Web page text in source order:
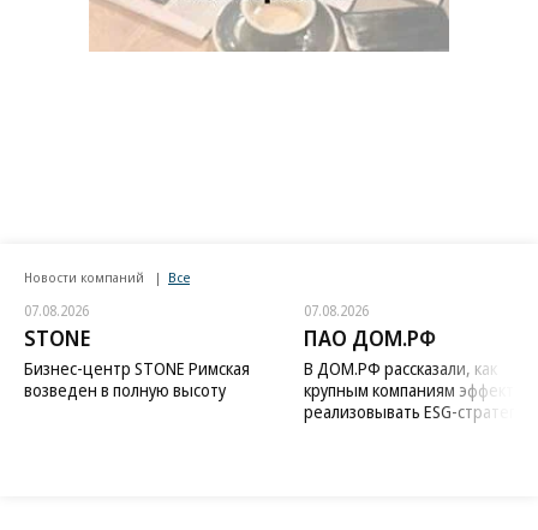
Новости компаний Все
07.08.2026
STONE
Бизнес-центр STONE Римская
возведен в полную высоту
07.08.2026
ПАО ДОМ.РФ
В ДОМ.РФ рассказали, как
крупным компаниям
реализовывать ESG-стратегию